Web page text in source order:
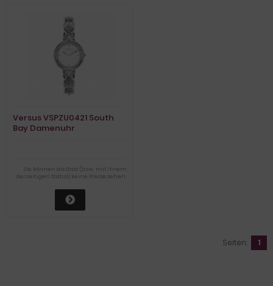
Versus VSPZU0421 South
Bay Damenuhr
Sie können als Gast (bzw. mit Ihrem
derzeitigen Status) keine Preise sehen.
Seiten: 1